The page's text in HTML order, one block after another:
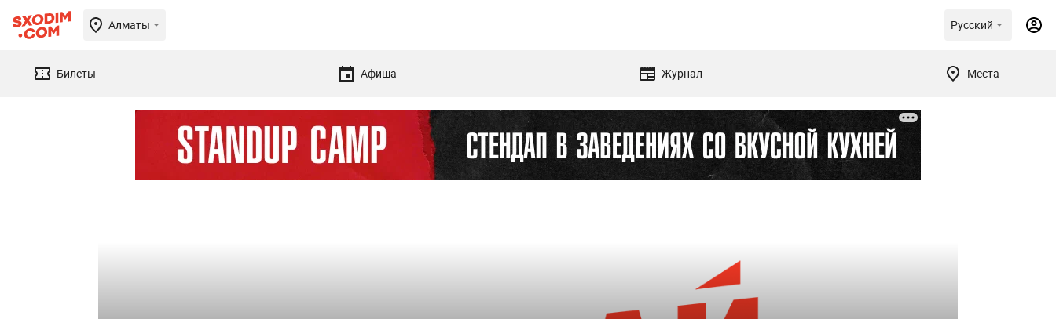
Алматы Русский
Билеты Афиша Журнал Места